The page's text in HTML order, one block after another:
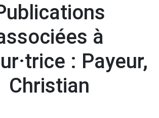
à
: Payeur,
Christian